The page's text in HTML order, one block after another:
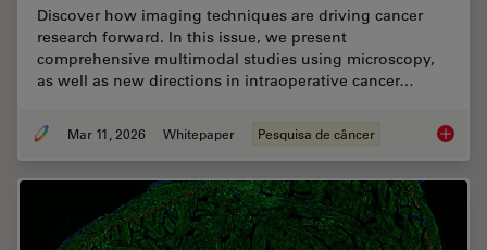
Discover how imaging techniques are driving cancer
research forward. In this issue, we present
comprehensive multimodal studies using microscopy,
as well as new directions in intraoperative cancer…
Mar 11, 2026 Whitepaper Pesquisa de câncer